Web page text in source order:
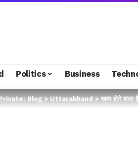
Politics Business
Blog>Uttarakhand>खत्म होने